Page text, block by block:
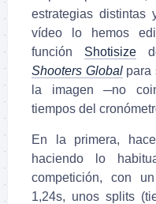
estrategias distintas
vídeo lo hemos
función Shotisize
Shooters Globalpara
la imagen ─no
tiempos del
En la primera,
haciendo lo
competición, con
1,24s, unos splits